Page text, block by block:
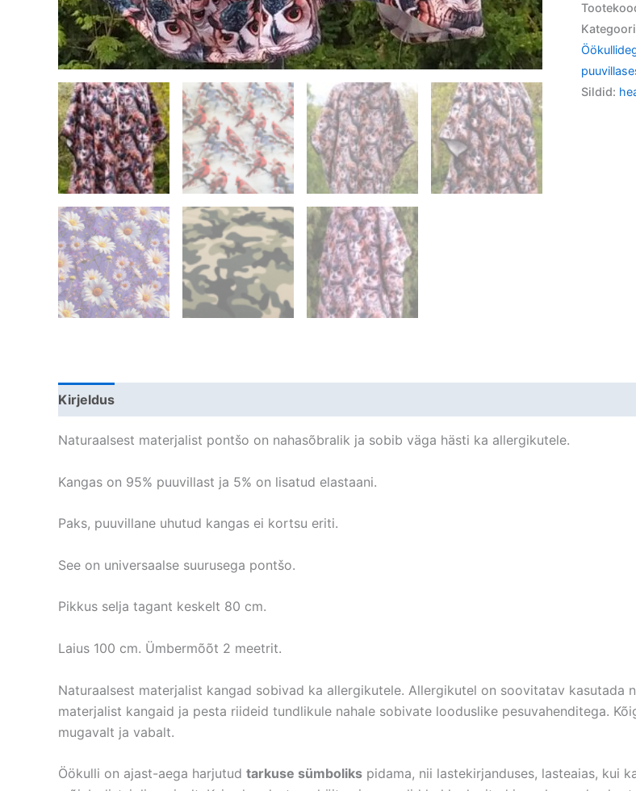
Sildid:
Kirjeldus
Naturaalsest materjalist pontšo on nahasõbralik ja sobib väga hästi ka allergikutele.
Kangas on 95% puuvillast ja 5% on lisatud elastaani.
Paks, puuvillane uhutud kangas ei kortsu eriti.
See on universaalse suurusega pontšo.
Pikkus selja tagant keskelt 80 cm.
Laius 100 cm. Ümbermõõt 2 meetrit.
Naturaalsest materjalist kangad sobivad ka allergikutele. Allergikutel on soovitatav kasutada
materjalist kangaid ja pesta riideid tundlikule nahale sobivate looduslike pesuvahenditega.
mugavalt ja vabalt.
Öökulli on ajast-aega harjutud tarkuse sümboliks pidama, nii lastekirjanduses, lasteaias, kui